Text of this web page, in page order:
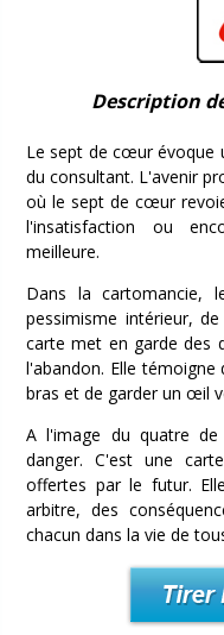
Description
Le sept de cœur évoque
du consultant. L'avenir
où le sept de cœur
l'insatisfaction ou
meilleure.
Dans la cartomancie,
pessimisme intérieur,
carte met en garde des
l'abandon. Elle
bras et de garder un œil
A l'image du quatre
danger. C'est une
offertes par le futur.
arbitre, des
chacun dans la vie de